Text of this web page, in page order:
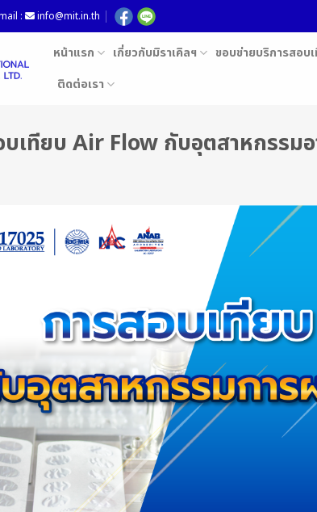
: info@mit.in.th
หน้าแรก เกี่ยวกับมิราเคิลฯ ขอบข่ายบริการสอบ
ติดต่อเรา
บเทียบ Air Flow กับอุตสาหกรรมอ